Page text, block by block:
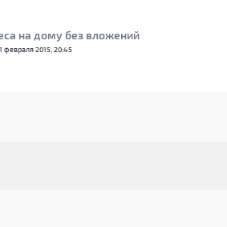
на дому без вложений
февраля 2015, 20:45